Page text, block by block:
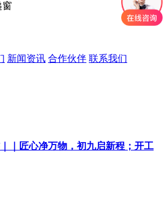
窗
新闻资讯 合作伙伴 联系我们
｜匠心净万物，初九启新程；开工